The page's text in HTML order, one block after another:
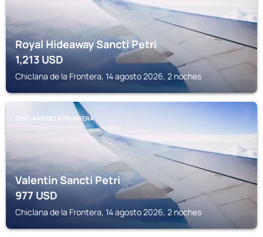
Royal Hideaway Sancti Petri
1,213USD
Chiclana de la Frontera, 14 agosto 2026, 2 noches
CHICLANA DE LA FRONTERA
Valentin Sancti Petri
977USD
Chiclana de la Frontera, 14 agosto 2026, 2 noches